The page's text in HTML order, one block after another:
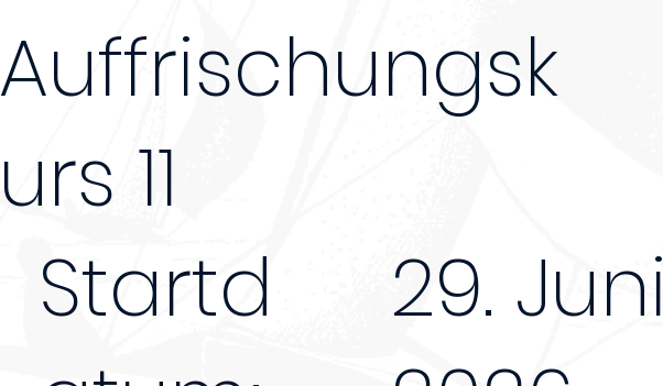
Startd
29. Juni
Auffrischungsk
urs 11